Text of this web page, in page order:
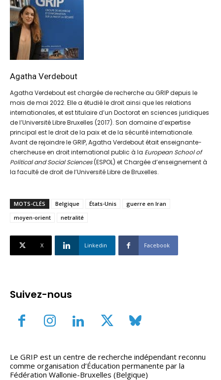
Agatha Verdebout
Agatha Verdebout est chargée de recherche au GRIP depuis le
mois de mai 2022. Elle a étudié le droit ainsi que les relations
internationales, et est titulaire d’un Doctorat en sciences juridiques
de l’Université Libre Bruxelles (2017). Son domaine d’expertise
principal est le droit de la paix et de la sécurité internationale.
Avant de rejoindre le GRIP, Agatha Verdebout était enseignante-
chercheuse en droit international public à la European School of
Political and Social Sciences(ESPOL) et Chargée d’enseignement à
la faculté de droit de l’Université Libre de Bruxelles.
MOTS-CLÉS Belgique États-Unis
guerre en Iran
moyen-orient
netralité
X Linkedin Facebook
Suivez-nous
Le GRIP est un centre de recherche indépendant reconnu
comme organisation d’Éducation permanente par la
Fédération Wallonie-Bruxelles (Belgique)